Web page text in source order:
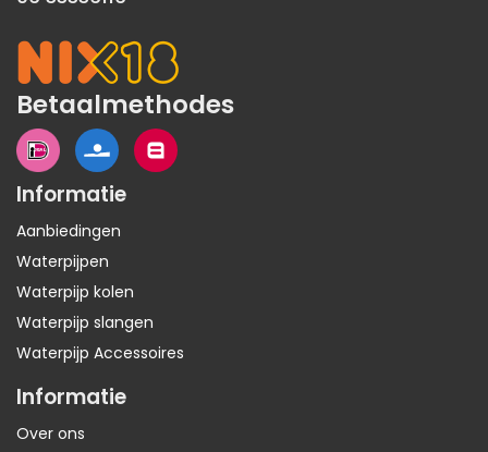
Betaalmethodes
Informatie
Aanbiedingen
Waterpijpen
Waterpijp kolen
Waterpijp slangen
Waterpijp Accessoires
Informatie
Over ons